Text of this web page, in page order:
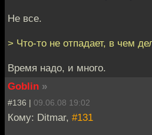
Не все.
> Что-то не отпадает, в чем
Время надо, и много.
Goblin »
#136 | 09.06.08 19:02
Кому: Ditmar, #131